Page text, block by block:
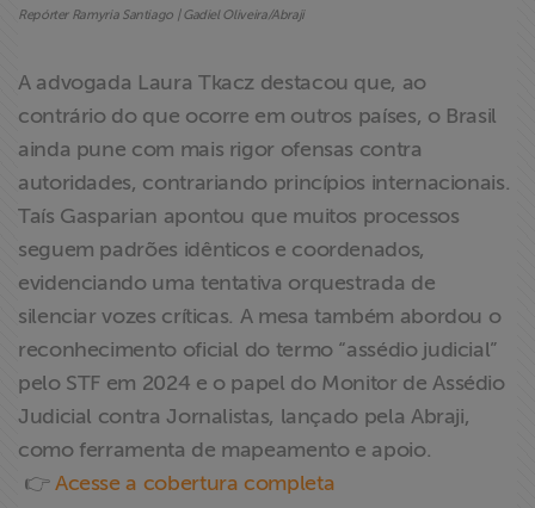
Repórter Ramyria Santiago | Gadiel Oliveira/Abraji
A advogada Laura Tkacz destacou que, ao
contrário do que ocorre em outros países, o Brasil
ainda pune com mais rigor ofensas contra
autoridades, contrariando princípios internacionais.
Taís Gasparian apontou que muitos processos
seguem padrões idênticos e coordenados,
evidenciando uma tentativa orquestrada de
silenciar vozes críticas. A mesa também abordou o
reconhecimento oficial do termo “assédio judicial”
pelo STF em 2024 e o papel do Monitor de Assédio
Judicial contra Jornalistas, lançado pela Abraji,
como ferramenta de mapeamento e apoio.
👉 Acesse a cobertura completa